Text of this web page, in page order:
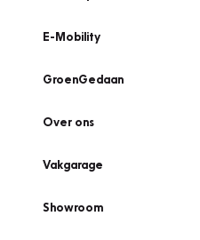
E-Mobility
GroenGedaan
Over ons
Vakgarage
Showroom